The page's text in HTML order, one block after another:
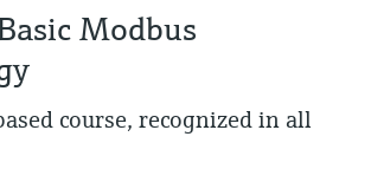
ルスイッチ
量計
計
ッチ
ベル計
& transmitters
換器
器
およびコントロー
テム
ューション
リ
スおよび教育サー
ンス
管理サービス
コネクト
ーニング講座
ス
ザサービス
化
ストールベース
理
産業
のサポート
提供
グ、ソフトウェア、ビ
さまざまなドキュメ
ードが可能です。
ターの役割
ザー ジャパン
Level+Pressure
Liquid Analysis
リティ
ロセスオートメ
ー
で働く
報
Modbus
course, recognized in all